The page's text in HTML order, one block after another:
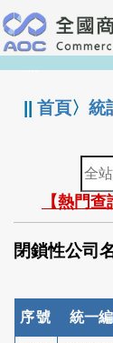
跳
到
主
要
:::
||首頁〉統
全
站
檢
索
【熱門
閉鎖性公司
序號 統一